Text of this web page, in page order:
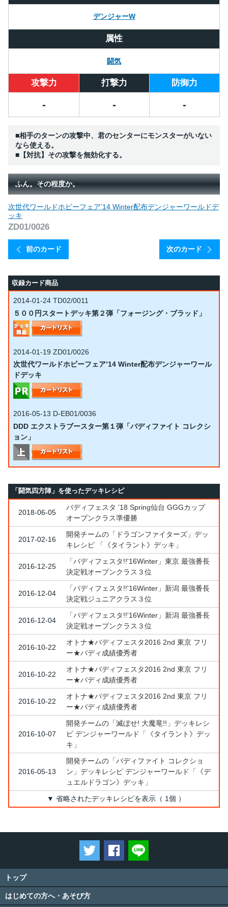
デンジャーW
属性
闘気
攻撃力 打撃力 防御力
- - -
■相手のターンの攻撃中、君のセンターにモンスターがいない
なら使える。
■【対抗】その攻撃を無効化する。
ふん。その程度か。
前のカード
次世代ワールドホビーフェア’14 Winter配布デンジャーワールドデ
ッキ
ZD01/0026
次のカード
収録カード商品
2014-01-24 TD02/0011
５００円スタートデッキ第２弾「フォージング・ブラッド」
2014-01-19 ZD01/0026
次世代ワールドホビーフェア’14 Winter配布デンジャーワール
ドデッキ
2016-05-13 D-EB01/0036
DDD エクストラブースター第１弾「バディファイト コレクシ
ョン」
「闘気四方陣」を使ったデッキレシピ
2018-06-05
バディフェスタ ’18 Spring仙台 GGGカップ
オープンクラス準優勝
2017-02-16
開発チームの「ドラゴンファイターズ」デッ
キレシピ 「《タイラント》デッキ」
2016-12-25
「バディフェスタ!!'16Winter」東京 最強番長
決定戦オープンクラス３位
2016-12-04
「バディフェスタ!!'16Winter」新潟 最強番長
決定戦ジュニアクラス３位
2016-12-04
「バディフェスタ!!'16Winter」新潟 最強番長
決定戦オープンクラス３位
2016-10-22
オトナ★バディフェスタ2016 2nd 東京 フリ
ー★バディ成績優秀者
2016-10-22
オトナ★バディフェスタ2016 2nd 東京 フリ
ー★バディ成績優秀者
2016-10-22
オトナ★バディフェスタ2016 2nd 東京 フリ
ー★バディ成績優秀者
2016-10-07
開発チームの「滅ぼせ! 大魔竜!!」デッキレシ
ピ デンジャーワールド「《タイラント》デッ
キ」
2016-05-13
開発チームの「バディファイト コレクショ
ン」デッキレシピ デンジャーワールド「《デ
ュエルドラゴン》デッキ」
▼ 省略されたデッキレシピを表示（ 1個 ）
ツイートするFacebookでシェアする
トップ
はじめての方へ・あそび方